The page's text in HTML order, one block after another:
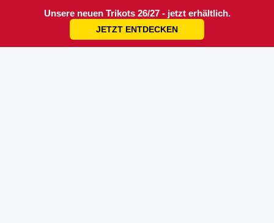
Unsere neuen Trikots 26/27 - jetzt erhältlich.
JETZT ENTDECKEN